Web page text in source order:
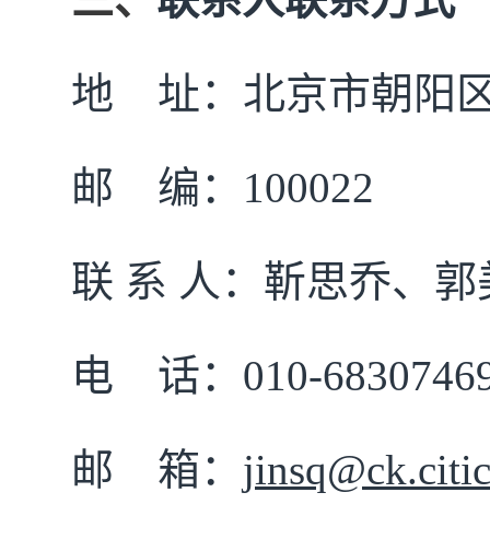
地
址：北京市朝阳
邮
编： 100022
联 系 人：靳思乔、郭
电
话： 010-
邮
箱：